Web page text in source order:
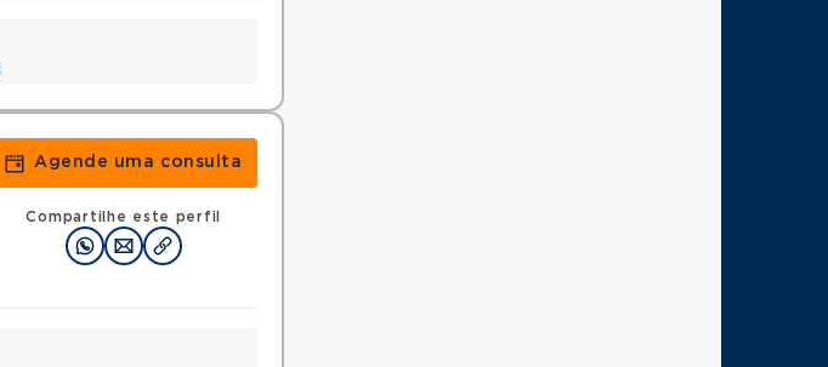
Agende uma consulta
Compartilhe este perfil